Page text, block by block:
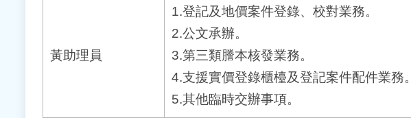
黃助理員
1.登記及地價案件登錄、校對業務。
2.公文承辦。
3.第三類謄本核發業務。
4.支援實價登錄櫃檯及登記案件配件業務。
5.其他臨時交辦事項。